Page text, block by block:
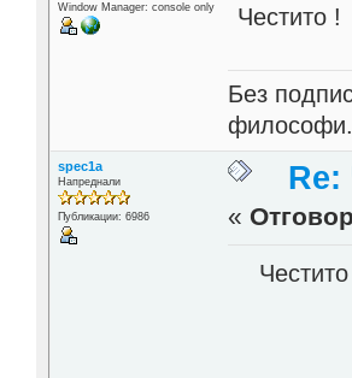
Window Manager: console only
Честито !
Без
философи.
spec1a
Напреднали
Публикации: 6986
Re:
«